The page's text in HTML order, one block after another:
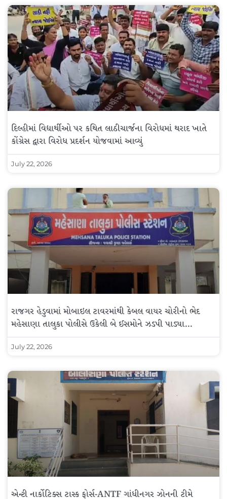
દિલ્હીમાં વિદ્યાર્થીઓ પર કથિત લાઠીચાર્જના વિરોધમાં થરાદ ખાતે
કોંગ્રેસ દ્વારા વિરોધ પ્રદર્શન યોજવામાં આવ્યું
July 22, 2026
રાજગર હેડુવામાં મોબાઇલ ટાવરમાંથી કેબલ વાયર ચોરીનો ભેદ
મહેસાણા તાલુકા પોલીસે ઉકેલી બે ઈસમોને ઝડપી પાડ્યા…
July 22, 2026
એન્ટી નાર્કોટિક્સ ટાસ્ક ફોર્સ-ANTF ગાંધીનગર ઝોનની ટીમે